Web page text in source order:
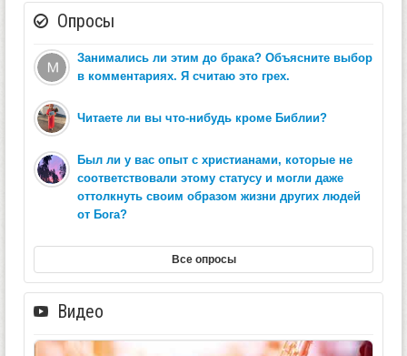
Опросы
Занимались ли этим до брака? Объясните выбор
в комментариях. Я считаю это грех.
Читаете ли вы что-нибудь кроме Библии?
Был ли у вас опыт с христианами, которые не
соответствовали этому статусу и могли даже
оттолкнуть своим образом жизни других людей
от Бога?
Все опросы
Видео